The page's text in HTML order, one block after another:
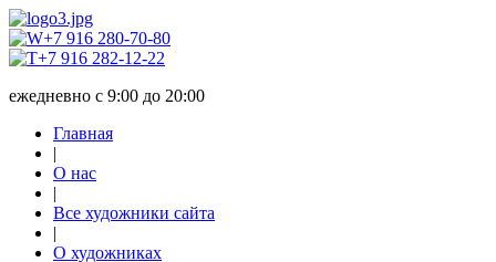
+7 916 280-70-80
+7 916 282-12-22
ежедневно с 9:00 до 20:00
Главная
|
О нас
|
Все художники сайта
|
О художниках